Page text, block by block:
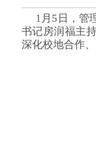
1月5日，管
书记房润福主
深化校地合作